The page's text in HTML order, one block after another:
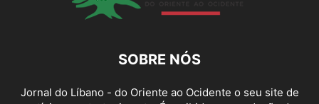
SOBRE NÓS
Jornal do Líbano - do Oriente ao Ocidente o seu site de